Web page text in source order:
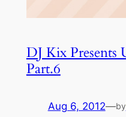
DJ Kix Presents
Part.6
Aug 6, 2012—by